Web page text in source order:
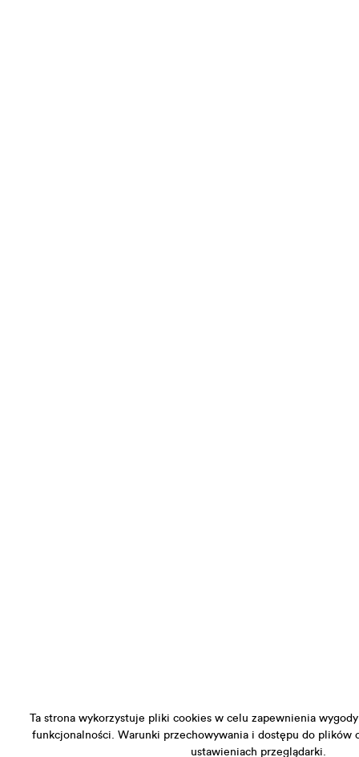
Ta strona wykorzystuje pliki cookies w celu zapewnienia
funkcjonalności. Warunki przechowywania i dostępu do plików
ustawieniach przeglądarki.